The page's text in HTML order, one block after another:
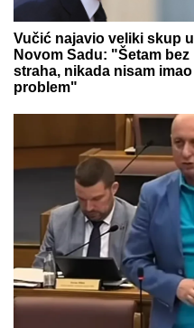
Vučić najavio veliki skup u
Novom Sadu: "Šetam bez
straha, nikada nisam imao
problem"